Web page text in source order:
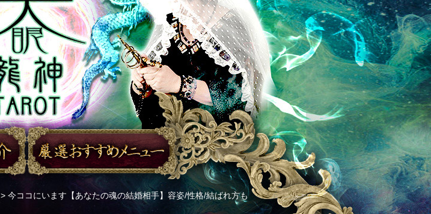
> 今ココにいます【あなたの魂の結婚相手】容姿/性格/結ばれ方も